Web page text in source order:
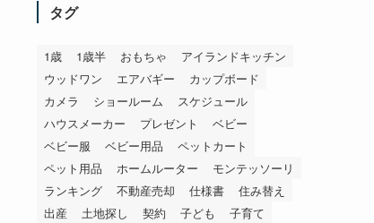
タグ
1歳 1歳半 おもちゃ
アイランドキッチン
ウッドワン
エアバギー
カップボード
カメラ
ショールーム
スケジュール
ハウスメーカー
プレゼント
ベビー
ベビー服
ベビー用品
ペットカート
ペット用品
ホームルーター
モンテッソーリ
ランキング
不動産売却 仕様書
住み替え
出産
土地探し 契約 子ども
子育て